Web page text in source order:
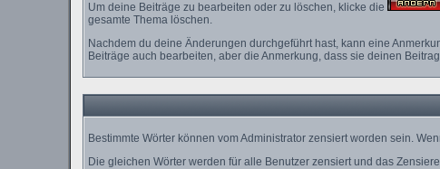
Um deine Beiträge zu bearbeiten oder zu löschen, klicke die
gesamte Thema löschen.
Nachdem du deine Änderungen durchgeführt hast, kann eine
Beiträge auch bearbeiten, aber die Anmerkung, dass sie deinen
Bestimmte Wörter können vom Administrator zensiert worden sein.
Die gleichen Wörter werden für alle Benutzer zensiert und das